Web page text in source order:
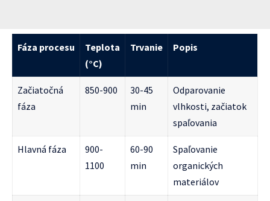
Fáza procesu
Teplota
(°C)
Trvanie Popis
Začiatočná
fáza
850-900
30-45
min
Odparovanie
vlhkosti, začiatok
spaľovania
Hlavná fáza
900-
1100
60-90
min
Spaľovanie
organických
materiálov